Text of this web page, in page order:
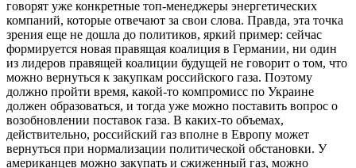
говорят уже конкретные топ-менеджеры энергетических
компаний, которые отвечают за свои слова. Правда, эта точка
зрения еще не дошла до политиков, яркий пример: сейчас
формируется новая правящая коалиция в Германии, ни один
из лидеров правящей коалиции будущей не говорит о том, что
можно вернуться к закупкам российского газа. Поэтому
должно пройти время, какой-то компромисс по Украине
должен образоваться, и тогда уже можно поставить вопрос о
возобновлении поставок газа. В каких-то объемах,
действительно, российский газ вполне в Европу может
вернуться при нормализации политической обстановки. У
американцев можно закупать и сжиженный газ, можно